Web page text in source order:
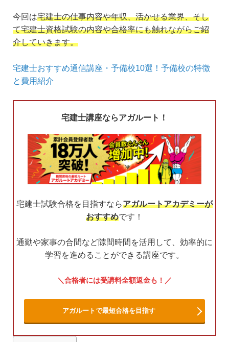
今回は宅建士の仕事内容や年収、活かせる業界、そし
て宅建士資格試験の内容や合格率にも触れながらご紹
介していきます。
宅建士おすすめ通信講座・予備校10選！予備校の特徴
と費用紹介
宅建士講座ならアガルート！
宅建士試験合格を目指すならアガルートアカデミーが
おすすめです！
通勤や家事の合間など隙間時間を活用して、効率的に
学習を進めることができる講座です。
合格者には受講料全額返金も！
アガルートで最短合格を目指す